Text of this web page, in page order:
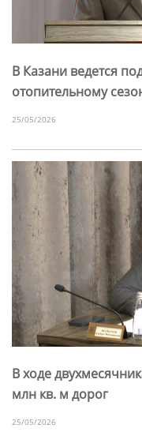
В Казани ведется
отопительному
25/05/2026
В ходе
млн кв. м дорог
25/05/2026